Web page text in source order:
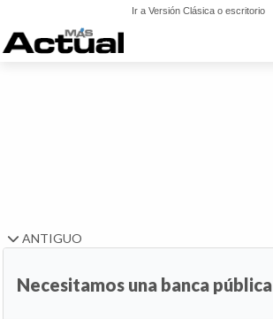
Ir a Versión Clásica o escritorio
ANTIGUO
Necesitamos una banca pública